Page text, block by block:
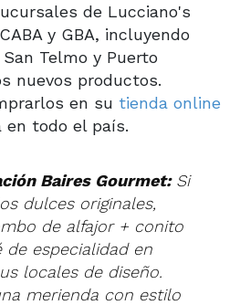
de Lucciano's
y GBA, incluyendo
Telmo y Puerto
nuevos productos.
en su tienda online
en todo el país.
Baires Gourmet:Si
dulces originales,
de alfajor + conito
de especialidad en
locales de diseño.
merienda con estilo